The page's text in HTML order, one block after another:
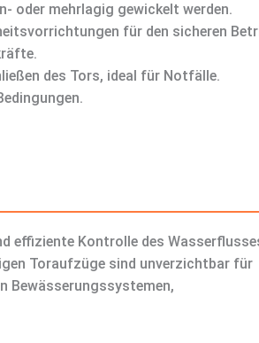
oder mehrlagig gewickelt werden.
für den sicheren
des Tors, ideal für Notfälle.
effiziente Kontrolle des
Toraufzüge sind unverzichtbar für
Bewässerungssystemen,